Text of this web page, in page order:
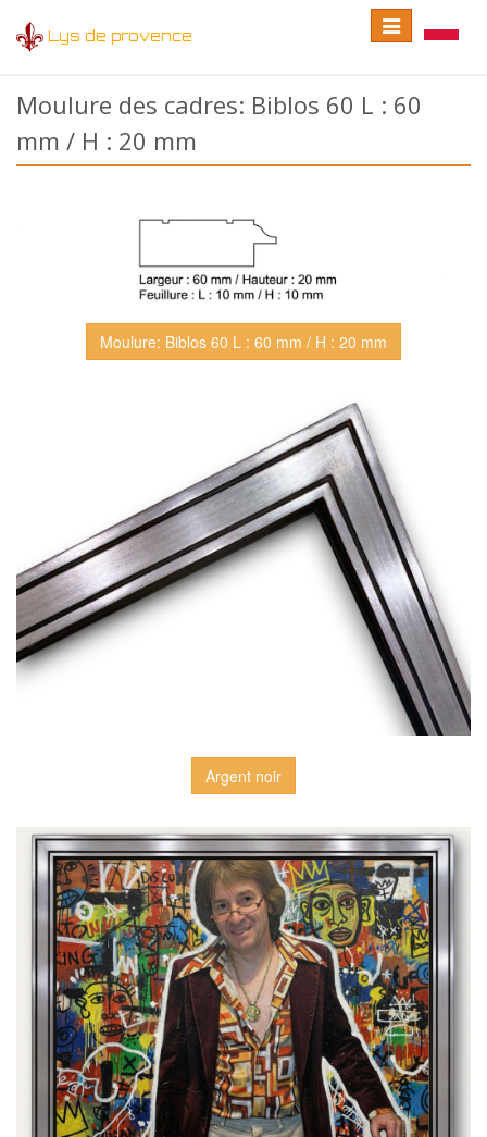
Lys de provence
Toggle
language
Toggle
navigation
Moulure des cadres: Biblos 60 L : 60
mm / H : 20 mm
Moulure: Biblos 60 L : 60 mm / H : 20 mm
Argent noir